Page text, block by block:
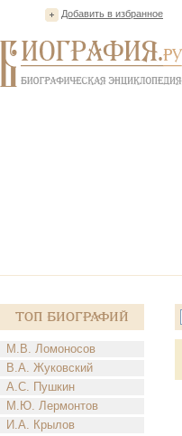
Добавить в избранное
Топ Биографий
М.В. Ломоносов
В.А. Жуковский
А.С. Пушкин
М.Ю. Лермонтов
И.А. Крылов